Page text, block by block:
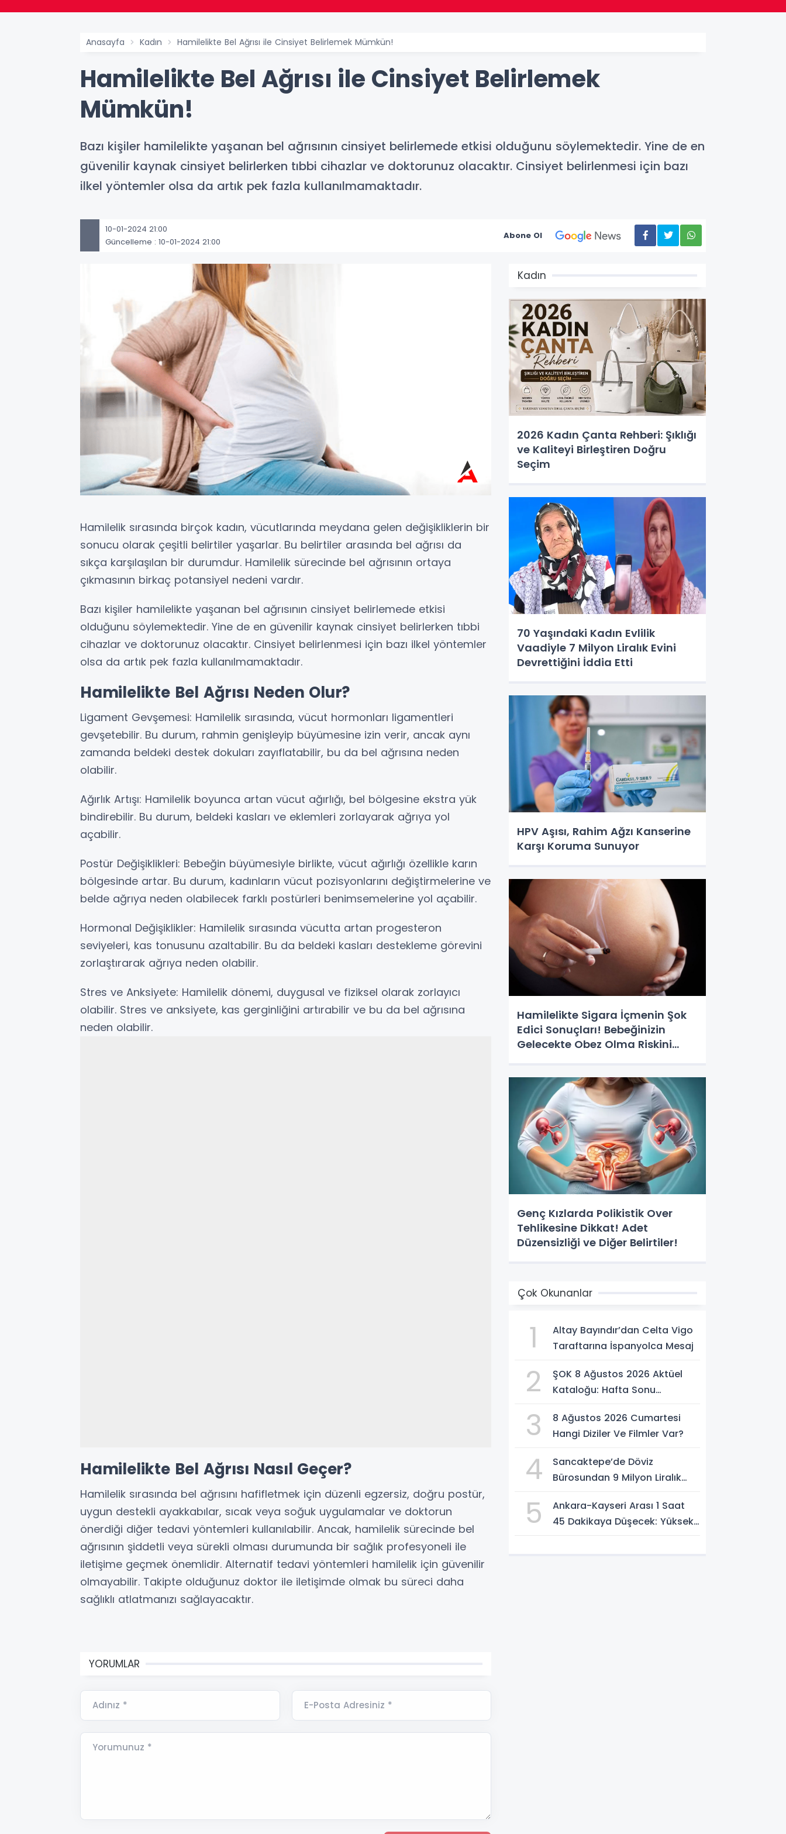
Anasayfa Kadın Hamilelikte Bel Ağrısı ile Cinsiyet Belirlemek Mümkün!
Hamilelikte Bel Ağrısı ile Cinsiyet Belirlemek
Mümkün!
Bazı kişiler hamilelikte yaşanan bel ağrısının cinsiyet belirlemede etkisi olduğunu söylemektedir. Yine de en
güvenilir kaynak cinsiyet belirlerken tıbbi cihazlar ve doktorunuz olacaktır. Cinsiyet belirlenmesi için bazı
ilkel yöntemler olsa da artık pek fazla kullanılmamaktadır.
10-01-2024 21:00
Güncelleme : 10-01-2024 21:00
Abone Ol
Hamilelik sırasında birçok kadın, vücutlarında meydana gelen değişikliklerin bir
sonucu olarak çeşitli belirtiler yaşarlar. Bu belirtiler arasında bel ağrısı da
sıkça karşılaşılan bir durumdur. Hamilelik sürecinde bel ağrısının ortaya
çıkmasının birkaç potansiyel nedeni vardır.
Bazı kişiler hamilelikte yaşanan bel ağrısının cinsiyet belirlemede etkisi
olduğunu söylemektedir. Yine de en güvenilir kaynak cinsiyet belirlerken tıbbi
cihazlar ve doktorunuz olacaktır. Cinsiyet belirlenmesi için bazı ilkel yöntemler
olsa da artık pek fazla kullanılmamaktadır.
Hamilelikte Bel Ağrısı Neden Olur?
Ligament Gevşemesi: Hamilelik sırasında, vücut hormonları ligamentleri
gevşetebilir. Bu durum, rahmin genişleyip büyümesine izin verir, ancak aynı
zamanda beldeki destek dokuları zayıflatabilir, bu da bel ağrısına neden
olabilir.
Ağırlık Artışı: Hamilelik boyunca artan vücut ağırlığı, bel bölgesine ekstra yük
bindirebilir. Bu durum, beldeki kasları ve eklemleri zorlayarak ağrıya yol
açabilir.
Postür Değişiklikleri: Bebeğin büyümesiyle birlikte, vücut ağırlığı özellikle karın
bölgesinde artar. Bu durum, kadınların vücut pozisyonlarını değiştirmelerine ve
belde ağrıya neden olabilecek farklı postürleri benimsemelerine yol açabilir.
Hormonal Değişiklikler: Hamilelik sırasında vücutta artan progesteron
seviyeleri, kas tonusunu azaltabilir. Bu da beldeki kasları destekleme görevini
zorlaştırarak ağrıya neden olabilir.
Stres ve Anksiyete: Hamilelik dönemi, duygusal ve fiziksel olarak zorlayıcı
olabilir. Stres ve anksiyete, kas gerginliğini artırabilir ve bu da bel ağrısına
neden olabilir.
Hamilelikte Bel Ağrısı Nasıl Geçer?
Hamilelik sırasında bel ağrısını hafifletmek için düzenli egzersiz, doğru postür,
uygun destekli ayakkabılar, sıcak veya soğuk uygulamalar ve doktorun
önerdiği diğer tedavi yöntemleri kullanılabilir. Ancak, hamilelik sürecinde bel
ağrısının şiddetli veya sürekli olması durumunda bir sağlık profesyoneli ile
iletişime geçmek önemlidir. Alternatif tedavi yöntemleri hamilelik için güvenilir
olmayabilir. Takipte olduğunuz doktor ile iletişimde olmak bu süreci daha
sağlıklı atlatmanızı sağlayacaktır.
YORUMLAR
Adınız * E-Posta Adresiniz *
Yorumunuz *
Kadın
2026 Kadın Çanta Rehberi: Şıklığı
ve Kaliteyi Birleştiren Doğru
Seçim
70 Yaşındaki Kadın Evlilik
Vaadiyle 7 Milyon Liralık Evini
Devrettiğini İddia Etti
HPV Aşısı, Rahim Ağzı Kanserine
Karşı Koruma Sunuyor
Hamilelikte Sigara İçmenin Şok
Edici Sonuçları! Bebeğinizin
Gelecekte Obez Olma Riskini
Genç Kızlarda Polikistik Over
Tehlikesine Dikkat! Adet
Düzensizliği ve Diğer Belirtiler!
Çok Okunanlar
1
Altay Bayındır’dan Celta Vigo
Taraftarına İspanyolca Mesaj
2
ŞOK 8 Ağustos 2026 Aktüel
Kataloğu: Hafta Sonu
3
8 Ağustos 2026 Cumartesi
Hangi Diziler Ve Filmler Var?
4
Sancaktepe’de Döviz
Bürosundan 9 Milyon Liralık
Tutuklandı
5
Ankara-Kayseri Arası 1 Saat
45 Dakikaya Düşecek: Yüksek